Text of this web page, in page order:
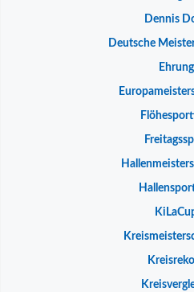
Dennis
Deutsche
Ehrung